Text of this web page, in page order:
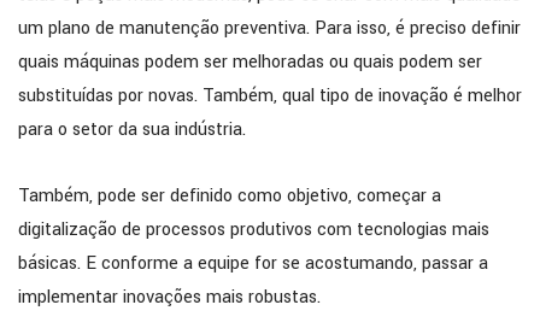
um plano de manutenção preventiva. Para isso, é preciso definir
quais máquinas podem ser melhoradas ou quais podem ser
substituídas por novas. Também, qual tipo de inovação é melhor
para o setor da sua indústria.
Também, pode ser definido como objetivo, começar a
digitalização de processos produtivos com tecnologias mais
básicas. E conforme a equipe for se acostumando, passar a
implementar inovações mais robustas.